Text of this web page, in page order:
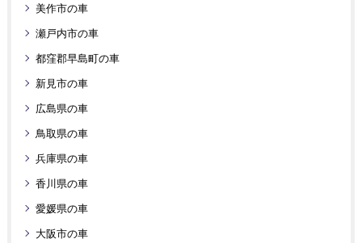
美作市の車
瀬戸内市の車
都窪郡早島町の車
新見市の車
広島県の車
鳥取県の車
兵庫県の車
香川県の車
愛媛県の車
大阪市の車